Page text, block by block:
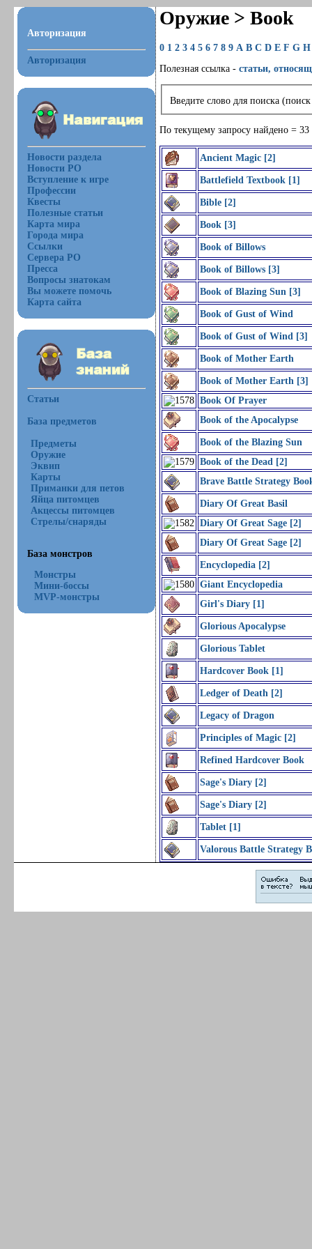
Авторизация
Авторизация
Новости раздела
Новости РО
Вступление к игре
Профессии
Квесты
Полезные статьи
Карта мира
Города мира
Ссылки
Сервера РО
Пресса
Вопросы знатокам
Вы можете помочь
Карта сайта
Статьи
База предметов
Предметы
Оружие
Эквип
Карты
Приманки для петов
Яйца питомцев
Акцессы питомцев
Стрелы/снаряды
База монстров
Монстры
Мини-боссы
MVP-монстры
Оружие > Book
0 1 2 3 4 5 6 7 8 9 A B C D E F G H
Полезная ссылка -статьи,
Введите слово для поиска
По текущему запросу найдено = 33
Ancient Magic [2]
Battlefield Textbook [1]
Bible [2]
Book [3]
Book of Billows
Book of Billows [3]
Book of Blazing Sun [3]
Book of Gust of Wind
Book of Gust of Wind [3]
Book of Mother Earth
Book of Mother Earth [3]
Book Of Prayer
Book of the Apocalypse
Book of the Blazing Sun
Book of the Dead [2]
Brave Battle Strategy
Diary Of Great Basil
Diary Of Great Sage [2]
Diary Of Great Sage [2]
Encyclopedia [2]
Giant Encyclopedia
Girl's Diary [1]
Glorious Apocalypse
Glorious Tablet
Hardcover Book [1]
Ledger of Death [2]
Legacy of Dragon
Principles of Magic [2]
Refined Hardcover Book
Sage's Diary [2]
Sage's Diary [2]
Tablet [1]
Valorous Battle Strategy